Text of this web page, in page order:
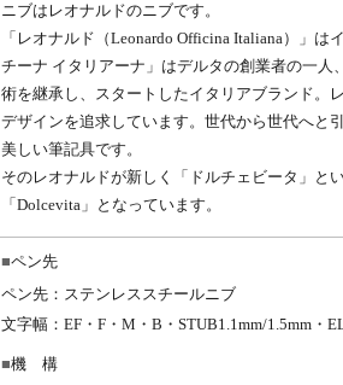
ニブはレオナルドのニブです。
「レオナルド（Leonardo Officina Italiana）」
チーナ イタリアーナ」はデルタの創業者の一
術を継承し、スタートしたイタリアブランド。
デザインを追求しています。世代から世代へと
美しい筆記具です。
そのレオナルドが新しく「ドルチェビータ」と
「Dolcevita」となっています。
ペン先
ペン先：ステンレススチールニブ
文字幅：EF・F・M・B・STUB1.1mm/1.5mm・
機 構